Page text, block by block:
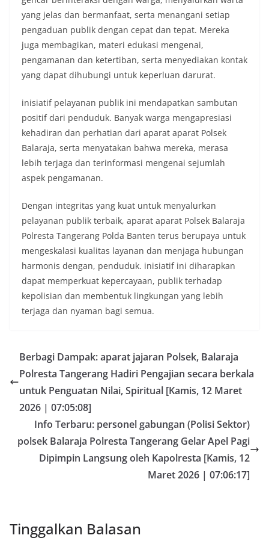
yang jelas dan bermanfaat, serta menangani setiap
pengaduan publik dengan cepat dan tepat. Mereka
juga membagikan, materi edukasi mengenai,
pengamanan dan ketertiban, serta menyediakan kontak
yang dapat dihubungi untuk keperluan darurat.
inisiatif pelayanan publik ini mendapatkan sambutan
positif dari penduduk. Banyak warga mengapresiasi
kehadiran dan perhatian dari aparat aparat Polsek
Balaraja, serta menyatakan bahwa mereka, merasa
lebih terjaga dan terinformasi mengenai sejumlah
aspek pengamanan.
Dengan integritas yang kuat untuk menyalurkan
pelayanan publik terbaik, aparat aparat Polsek Balaraja
Polresta Tangerang Polda Banten terus berupaya untuk
mengeskalasi kualitas layanan dan menjaga hubungan
harmonis dengan, penduduk. inisiatif ini diharapkan
dapat memperkuat kepercayaan, publik terhadap
kepolisian dan membentuk lingkungan yang lebih
terjaga dan nyaman bagi semua.
Berbagi Dampak: aparat jajaran Polsek, Balaraja
Polresta Tangerang Hadiri Pengajian secara berkala
untuk Penguatan Nilai, Spiritual [Kamis, 12 Maret
2026 | 07:05:08]
Info Terbaru: personel gabungan (Polisi Sektor)
polsek Balaraja Polresta Tangerang Gelar Apel Pagi
Dipimpin Langsung oleh Kapolresta [Kamis, 12
Maret 2026 | 07:06:17]
Tinggalkan Balasan